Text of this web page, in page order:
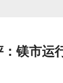
镁市运